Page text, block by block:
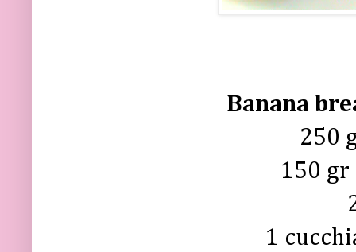
Banana
250
150
1